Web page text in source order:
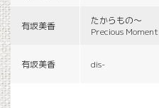
有坂美香
たからもの〜
Precious Moment
有坂美香 dis-